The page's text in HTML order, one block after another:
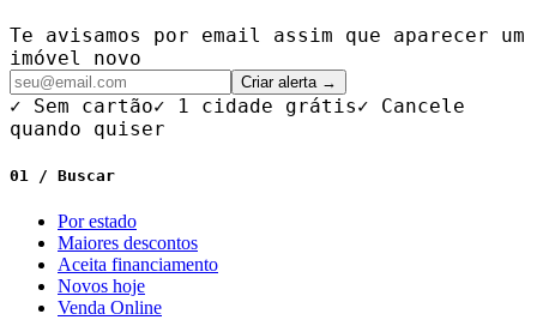
Te avisamos por email assim que aparecer um
imóvel novo
Criar alerta →
✓ Sem cartão✓ 1 cidade grátis✓ Cancele
quando quiser
01 / Buscar
Por estado
Maiores descontos
Aceita financiamento
Novos hoje
Venda Online